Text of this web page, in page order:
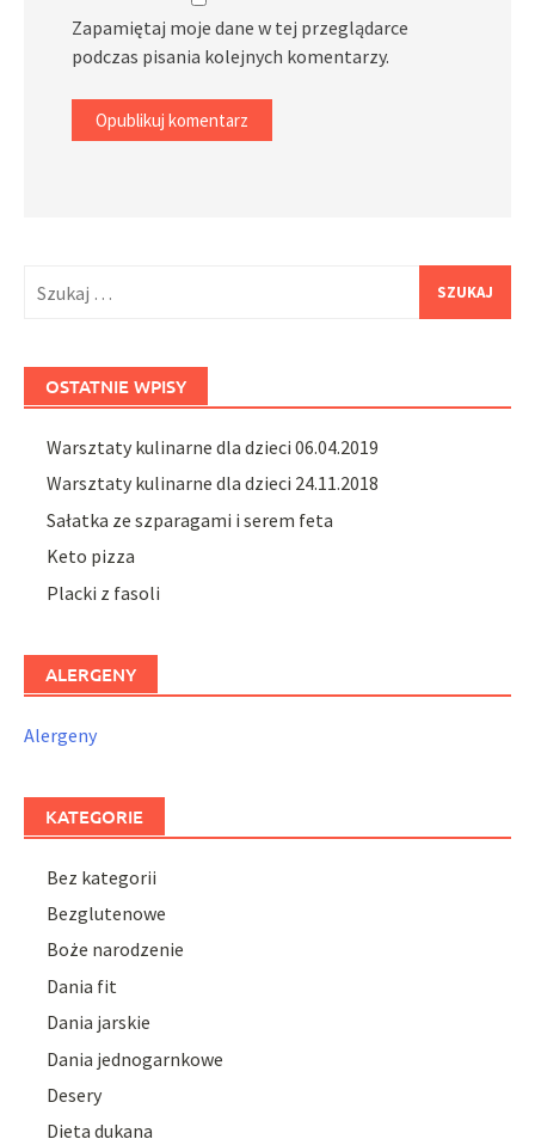
Zapamiętaj moje dane w tej przeglądarce
podczas pisania kolejnych komentarzy.
OSTATNIE WPISY
Warsztaty kulinarne dla dzieci 06.04.2019
Warsztaty kulinarne dla dzieci 24.11.2018
Sałatka ze szparagami i serem feta
Keto pizza
Placki z fasoli
ALERGENY
Alergeny
KATEGORIE
Bez kategorii
Bezglutenowe
Boże narodzenie
Dania fit
Dania jarskie
Dania jednogarnkowe
Desery
Dieta dukana